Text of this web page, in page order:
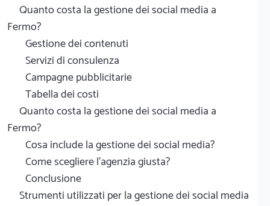
Quanto costa la gestione dei social media a
Fermo?
Gestione dei contenuti
Servizi di consulenza
Campagne pubblicitarie
Tabella dei costi
Quanto costa la gestione dei social media a
Fermo?
Cosa include la gestione dei social media?
Come scegliere l'agenzia giusta?
Conclusione
Strumenti utilizzati per la gestione dei social media